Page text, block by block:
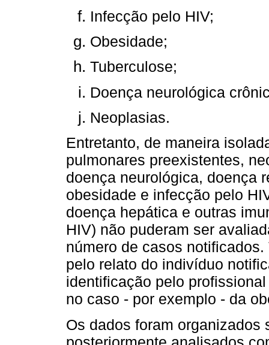
Infecção pelo HIV;
Obesidade;
Tuberculose;
Doença neurológica
Neoplasias.
Entretanto, de maneira
pulmonares preexistentes,
doença neurológica, doença
obesidade e infecção pelo
doença hepática e outras
HIV) não puderam ser
número de casos
pelo relato do indivíduo
identificação pelo
no caso - por exemplo - da
Os dados foram